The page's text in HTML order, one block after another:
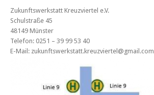
Zukunftswerkstatt Kreuzviertel e.V.
Schulstraße 45
48149 Münster
Telefon: 0251 – 39 99 53 40
E-Mail: zukunftswerkstatt.kreuzviertel@gmail.com